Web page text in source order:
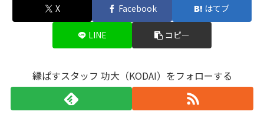
X Facebook はてブ
LINE コピー
縁ぱすスタッフ 功大（KODAI）をフォローする